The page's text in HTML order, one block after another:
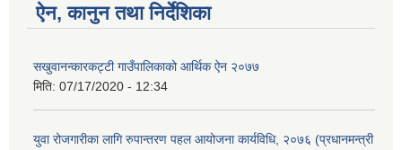
ऐन, कानुन तथा निर्देशिका
सखुवानन्कारकट्टी गाउँपालिकाको आर्थिक ऐन २०७७
मिति: 07/17/2020 - 12:34
युवा रोजगारीका लागि रुपान्तरण पहल आयोजना कार्यविधि, २०७६ (प्रधानमन्त्री